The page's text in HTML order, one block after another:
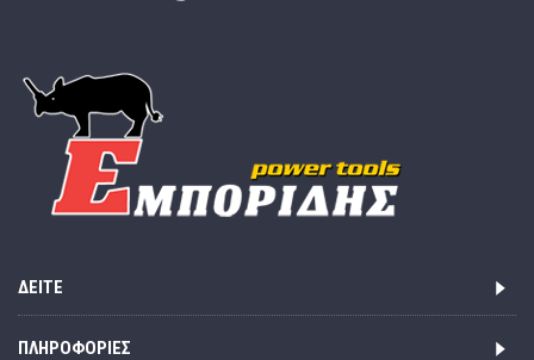
ΔΕΊΤΕ
ΠΛΗΡΟΦΟΡΊΕΣ